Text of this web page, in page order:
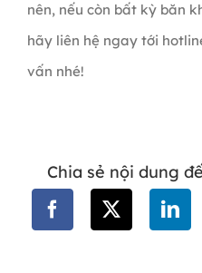
nên, nếu còn bất kỳ băn
hãy liên hệ ngay tới
vấn nhé!
Chia sẻ nội dung